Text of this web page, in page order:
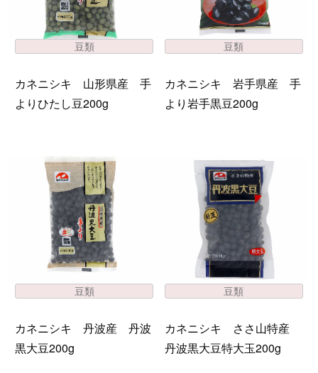
豆類
カネニシキ 山形県産 手
よりひたし豆200g
豆類
カネニシキ 岩手県産 手
より岩手黒豆200g
豆類
カネニシキ 丹波産 丹波
黒大豆200g
豆類
カネニシキ ささ山特産
丹波黒大豆特大玉200g